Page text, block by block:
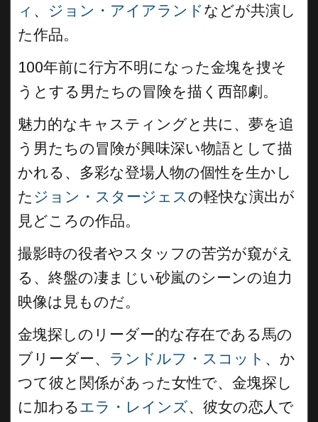
ィ 、 ジョン・アイアランドなどが共演し
た作品。
100年前に行方不明になった金塊を捜そ
うとする男たちの冒険を描く西部劇。
魅力的なキャスティングと共に、夢を追
う男たちの冒険が興味深い物語として描
かれる、多彩な登場人物の個性を生かし
た ジョン・スタージェスの軽快な演出が
見どころの作品。
撮影時の役者やスタッフの苦労が窺がえ
る、終盤の凄まじい砂嵐のシーンの迫力
映像は見ものだ。
金塊探しのリーダー的な存在である馬の
ブリーダー、 ランドルフ・スコット 、か
つて彼と関係があった女性で、金塊探し
に加わるエラ・レインズ、彼女の恋人で